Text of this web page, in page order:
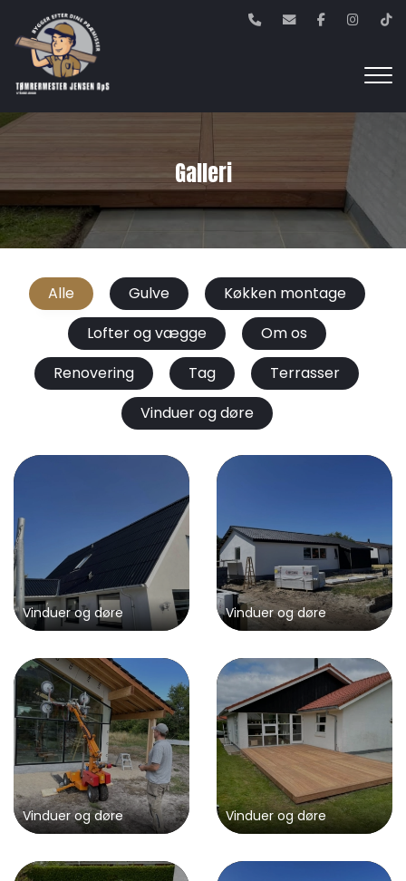
hovedindhold
Galleri
Alle Gulve
Køkken montage
Lofter og vægge
Om os
Renovering
Tag
Terrasser
Vinduer og døre
Vinduer og døre Vinduer og døre
Vinduer og døre Vinduer og døre